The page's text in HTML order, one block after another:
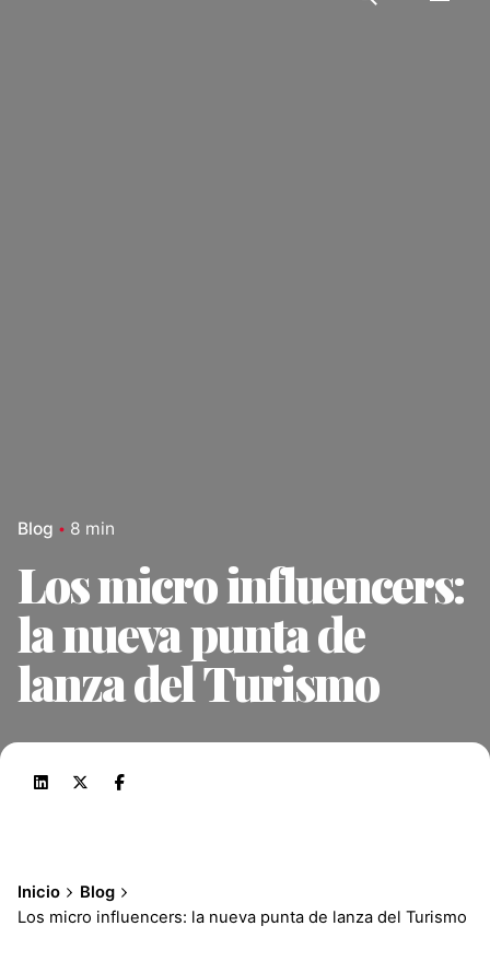
Blog 8 min
Los micro influencers:
la nueva punta de
lanza del Turismo
Inicio
Blog
Los micro influencers: la nueva punta de lanza del Turismo